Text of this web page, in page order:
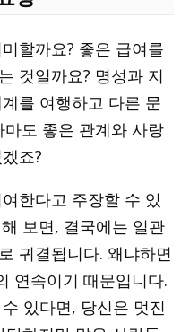
할까요? 좋은 급여를
것일까요? 명성과 지
를 여행하고 다른 문
도 좋은 관계와 사랑
죠?
한다고 주장할 수 있
보면, 결국에는 일관
귀결됩니다. 왜냐하면
연속이기 때문입니다.
있다면, 당신은 멋진